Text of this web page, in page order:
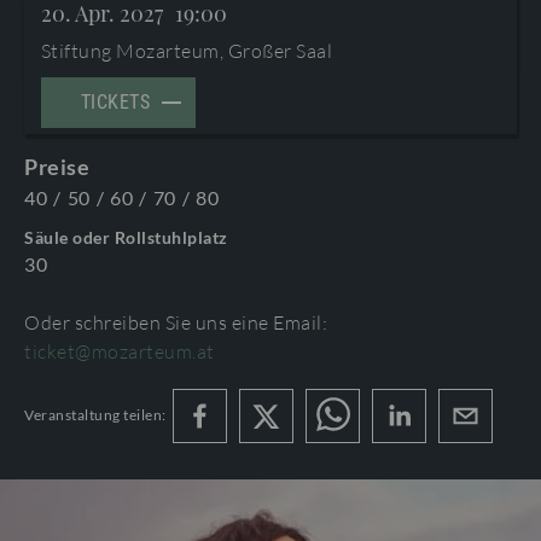
DOWNLOAD
20. Apr. 2027 19:00
Stiftung Mozarteum, Großer Saal
TICKETS
Preise
40 / 50 / 60 / 70 / 80
Säule oder Rollstuhlplatz
30
Oder schreiben Sie uns eine Email:
ticket@mozarteum.at
Veranstaltung teilen:
©2026 Internationale Stiftung Mozarteum